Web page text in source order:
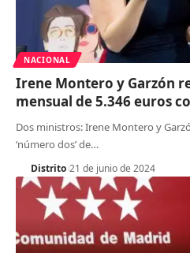
NACIONAL
Irene Montero y Garzón
mensual de 5.346 euros
Dos ministros: Irene Montero y
‘número dos’ de…
Distrito 21 de junio de 2024